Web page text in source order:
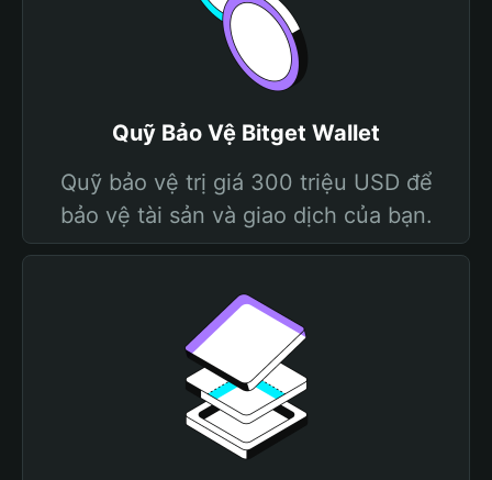
Quỹ Bảo Vệ Bitget Wallet
Quỹ bảo vệ trị giá 300 triệu USD để
bảo vệ tài sản và giao dịch của bạn.